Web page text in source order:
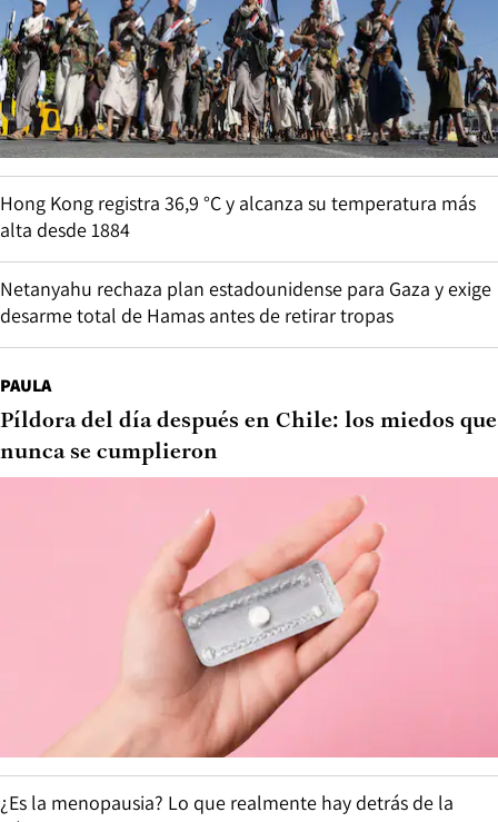
Hong Kong registra 36,9 °C y alcanza su temperatura más
alta desde 1884
Netanyahu rechaza plan estadounidense para Gaza y exige
desarme total de Hamas antes de retirar tropas
PAULA
Píldora del día después en Chile: los miedos que
nunca se cumplieron
¿Es la menopausia? Lo que realmente hay detrás de la